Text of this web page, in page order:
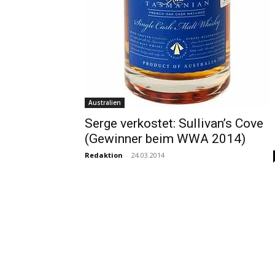
Australien
Serge verkostet: Sullivan’s Cove
(Gewinner beim WWA 2014)
Redaktion - 24.03.2014